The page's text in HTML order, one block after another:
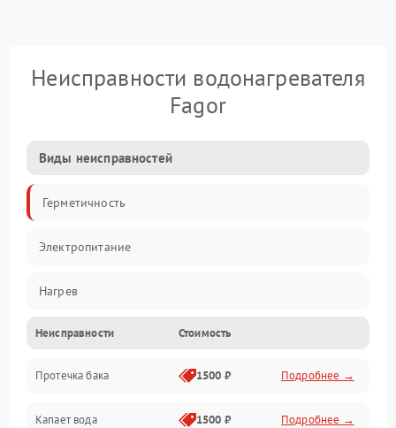
Неисправности водонагревателя
Fagor
Виды неисправностей
Герметичность
Электропитание
Нагрев
Датчики
Механика
Неисправности Стоимость
Протечка бака 1500 ₽ Подробнее →
Капает вода 1500 ₽ Подробнее →